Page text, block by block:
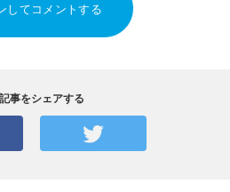
してコメントする
事をシェアする